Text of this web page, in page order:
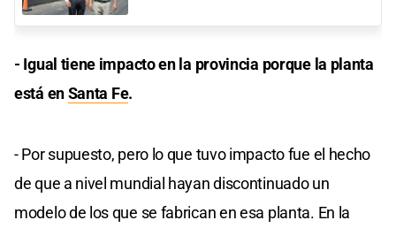
- Igual tiene impacto en la provincia porque la planta
está enSanta Fe.
- Por supuesto, pero lo que tuvo impacto fue el hecho
de que a nivel mundial hayan discontinuado un
modelo de los que se fabrican en esa planta. En la